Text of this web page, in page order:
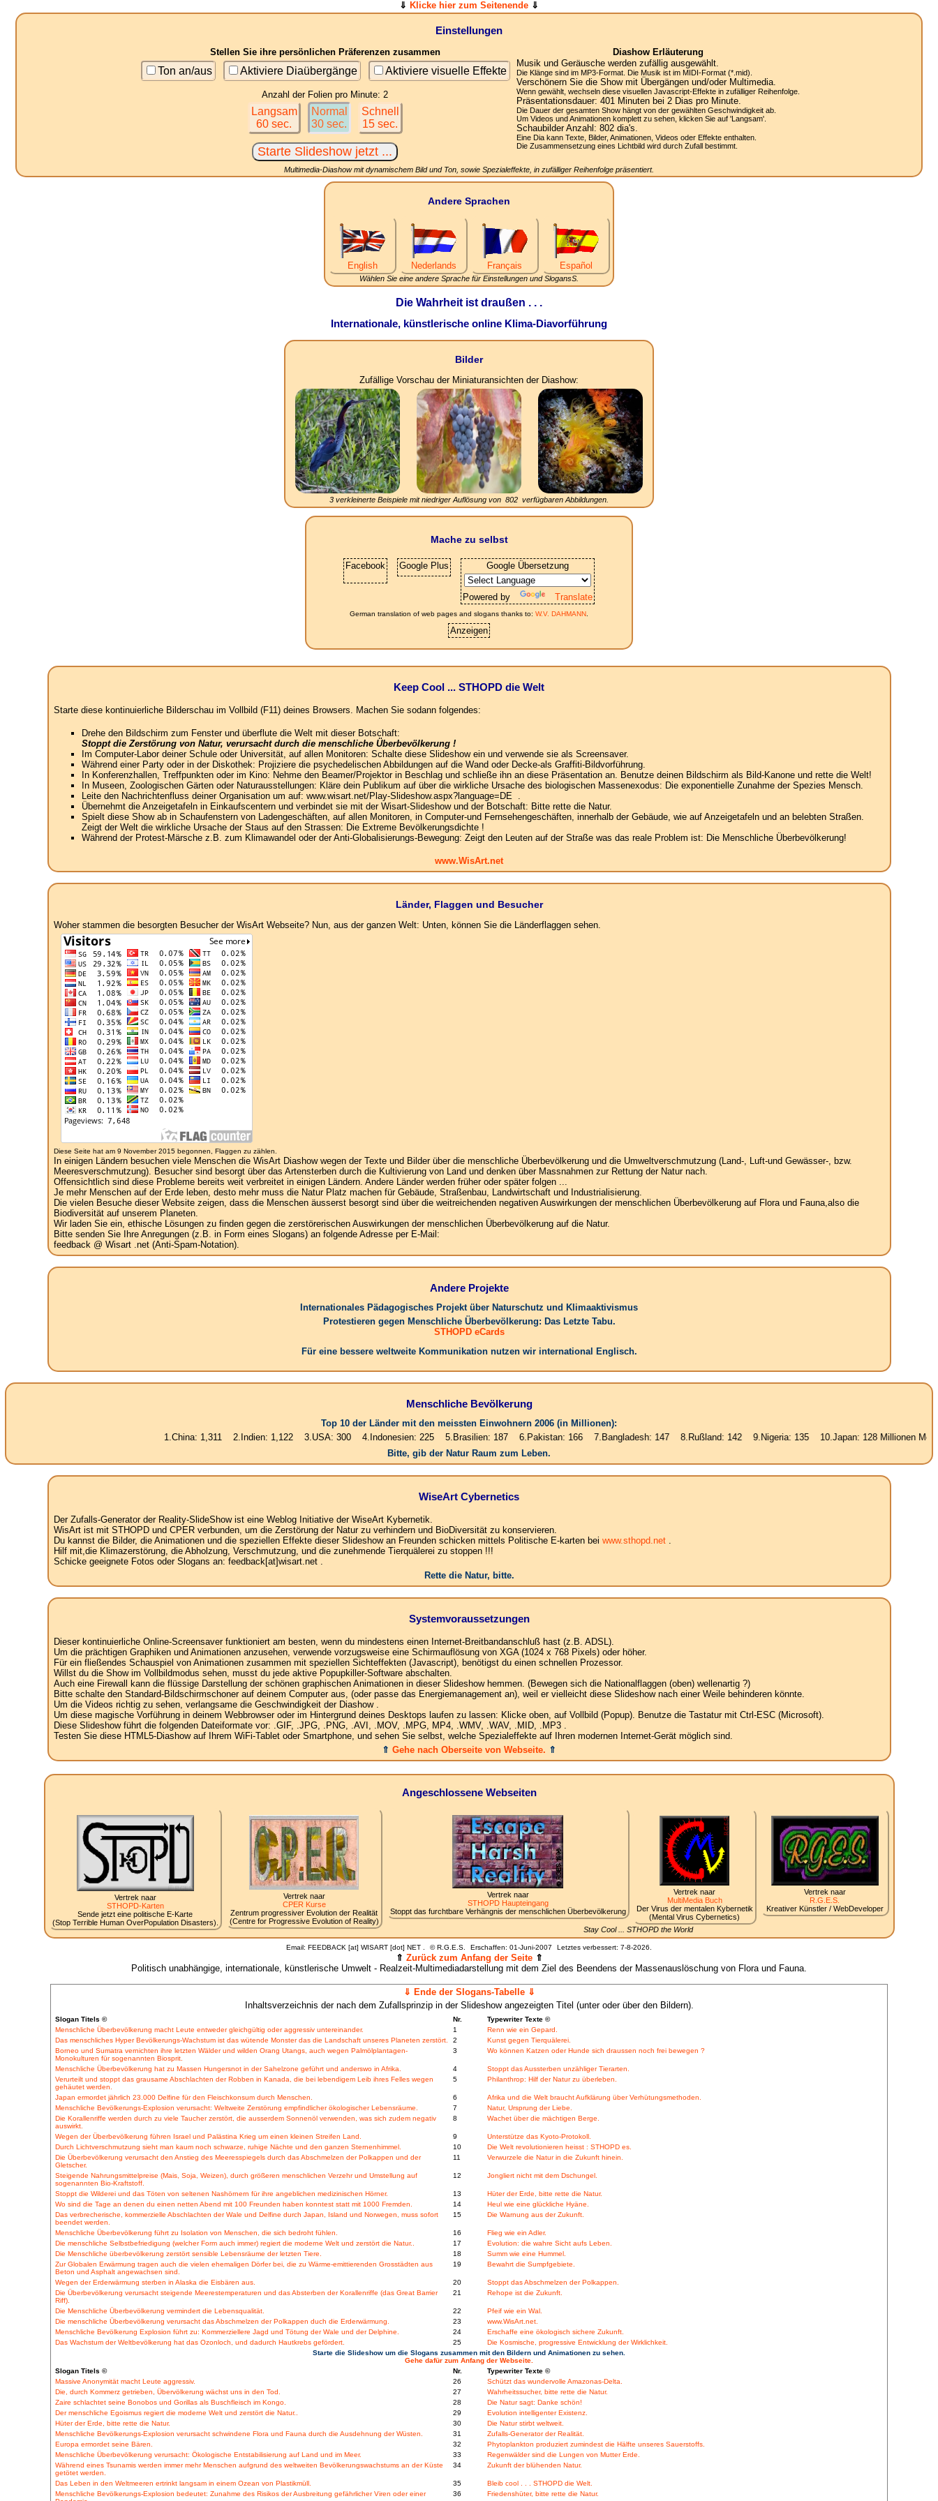
⇓ Klicke hier zum Seitenende ⇓
Einstellungen
Stellen Sie ihre persönlichen Präferenzen zusammen
Ton an/aus Aktiviere Diaübergänge Aktiviere visuelle Effekte
Anzahl der Folien pro Minute: 2
Langsam
60 sec.
Normal
30 sec.
Schnell
15 sec.
Diashow Erläuterung
Musik und Geräusche werden zufällig ausgewählt.
Die Klänge sind im MP3-Format. Die Musik ist im MIDI-Format (*.mid).
Verschönern Sie die Show mit Übergängen und/oder Multimedia.
Wenn gewählt, wechseln diese visuellen Javascript-Effekte in zufälliger Reihenfolge.
Präsentationsdauer: 401 Minuten bei 2 Dias pro Minute.
Die Dauer der gesamten Show hängt von der gewählten Geschwindigkeit ab.
Um Videos und Animationen komplett zu sehen, klicken Sie auf 'Langsam'.
Schaubilder Anzahl: 802dia's.
Eine Dia kann Texte, Bilder, Animationen, Videos oder Effekte enthalten.
Die Zusammensetzung eines Lichtbild wird durch Zufall bestimmt.
Multimedia-Diashow mit dynamischem Bild und Ton, sowie Spezialeffekte, in zufälliger Reihenfolge präsentiert.
Andere Sprachen
English Nederlands Français Español
Wählen Sie eine andere Sprache für Einstellungen und SlogansS.
Die Wahrheit ist draußen . . .
Internationale, künstlerische online Klima-Diavorführung
Bilder
Zufällige Vorschau der Miniaturansichten der Diashow:
3 verkleinerte Beispiele mit niedriger Auflösung von 802 verfügbaren Abbildungen.
Mache zu selbst
Facebook Google Plus Google Übersetzung
Powered by Translate
German translation of web pages and slogans thanks to: W.V. DAHMANN.
Anzeigen
Keep Cool ... STHOPD die Welt
Starte diese kontinuierliche Bilderschau im Vollbild (F11) deines Browsers. Machen Sie sodann folgendes:
Drehe den Bildschirm zum Fenster und überflute die Welt mit dieser Botschaft:
Stoppt die Zerstörung von Natur, verursacht durch die menschliche Überbevölkerung !
Im Computer-Labor deiner Schule oder Universität, auf allen Monitoren: Schalte diese Slideshow ein und verwende sie als Screensaver.
Während einer Party oder in der Diskothek: Projiziere die psychedelischen Abbildungen auf die Wand oder Decke-als Graffiti-Bildvorführung.
In Konferenzhallen, Treffpunkten oder im Kino: Nehme den Beamer/Projektor in Beschlag und schließe ihn an diese Präsentation an. Benutze deinen Bildschirm als Bild-Kanone und rette die Welt!
In Museen, Zoologischen Gärten oder Naturausstellungen: Kläre dein Publikum auf über die wirkliche Ursache des biologischen Massenexodus: Die exponentielle Zunahme der Spezies Mensch.
Leite den Nachrichtenfluss deiner Organisation um auf: www.wisart.net/Play-Slideshow.aspx?language=DE .
Übernehmt die Anzeigetafeln in Einkaufscentern und verbindet sie mit der Wisart-Slideshow und der Botschaft: Bitte rette die Natur.
Spielt diese Show ab in Schaufenstern von Ladengeschäften, auf allen Monitoren, in Computer-und Fernsehengeschäften, innerhalb der Gebäude, wie auf Anzeigetafeln und an belebten Straßen.
Zeigt der Welt die wirkliche Ursache der Staus auf den Strassen: Die Extreme Bevölkerungsdichte !
Während der Protest-Märsche z.B. zum Klimawandel oder der Anti-Globalisierungs-Bewegung: Zeigt den Leuten auf der Straße was das reale Problem ist: Die Menschliche Überbevölkerung!
www.WisArt.net
Länder, Flaggen und Besucher
Woher stammen die besorgten Besucher der WisArt Webseite? Nun, aus der ganzen Welt: Unten, können Sie die Länderflaggen sehen.
Diese Seite hat am 9 November 2015 begonnen, Flaggen zu zählen.
In einigen Ländern besuchen viele Menschen die WisArt Diashow wegen der Texte und Bilder über die menschliche Überbevölkerung und die Umweltverschmutzung (Land-, Luft-und Gewässer-, bzw.
Meeresverschmutzung). Besucher sind besorgt über das Artensterben durch die Kultivierung von Land und denken über Massnahmen zur Rettung der Natur nach.
Offensichtlich sind diese Probleme bereits weit verbreitet in einigen Ländern. Andere Länder werden früher oder später folgen ...
Je mehr Menschen auf der Erde leben, desto mehr muss die Natur Platz machen für Gebäude, Straßenbau, Landwirtschaft und Industrialisierung.
Die vielen Besuche dieser Website zeigen, dass die Menschen äusserst besorgt sind über die weitreichenden negativen Auswirkungen der menschlichen Überbevölkerung auf Flora und Fauna,also die
Biodiversität auf unserem Planeten.
Wir laden Sie ein, ethische Lösungen zu finden gegen die zerstörerischen Auswirkungen der menschlichen Überbevölkerung auf die Natur.
Bitte senden Sie Ihre Anregungen (z.B. in Form eines Slogans) an folgende Adresse per E-Mail:
feedback @ Wisart .net (Anti-Spam-Notation).
Andere Projekte
Internationales Pädagogisches Projekt über Naturschutz und Klimaaktivismus
Protestieren gegen Menschliche Überbevölkerung: Das Letzte Tabu.
STHOPD eCards
Für eine bessere weltweite Kommunikation nutzen wir international Englisch.
Menschliche Bevölkerung
Top 10 der Länder mit den meissten Einwohnern 2006 (in Millionen):
1.China: 1,311 2.Indien: 1,122 3.USA: 300 4.Indonesien: 225 5.Brasilien: 187 6.Pakistan: 166 7.Bangladesh: 147 8.Rußland: 142 9.Nigeria: 135 10.Japan: 128 Millionen Menschen. Wo
Bitte, gib der Natur Raum zum Leben.
WiseArt Cybernetics
Der Zufalls-Generator der Reality-SlideShow ist eine Weblog Initiative der WiseArt Kybernetik.
WisArt ist mit STHOPD und CPER verbunden, um die Zerstörung der Natur zu verhindern und BioDiversität zu konservieren.
Du kannst die Bilder, die Animationen und die speziellen Effekte dieser Slideshow an Freunden schicken mittels Politische E-karten bei www.sthopd.net.
Hilf mit,die Klimazerstörung, die Abholzung, Verschmutzung, und die zunehmende Tierquälerei zu stoppen !!!
Schicke geeignete Fotos oder Slogans an: feedback[at]wisart.net .
Rette die Natur, bitte.
Systemvoraussetzungen
Dieser kontinuierliche Online-Screensaver funktioniert am besten, wenn du mindestens einen Internet-Breitbandanschluß hast (z.B. ADSL).
Um die prächtigen Graphiken und Animationen anzusehen, verwende vorzugsweise eine Schirmauflösung von XGA (1024 x 768 Pixels) oder höher.
Für ein fließendes Schauspiel von Animationen zusammen mit speziellen Sichteffekten (Javascript), benötigst du einen schnellen Prozessor.
Willst du die Show im Vollbildmodus sehen, musst du jede aktive Popupkiller-Software abschalten.
Auch eine Firewall kann die flüssige Darstellung der schönen graphischen Animationen in dieser Slideshow hemmen. (Bewegen sich die Nationalflaggen (oben) wellenartig ?)
Bitte schalte den Standard-Bildschirmschoner auf deinem Computer aus, (oder passe das Energiemanagement an), weil er vielleicht diese Slideshow nach einer Weile behinderen könnte.
Um die Videos richtig zu sehen, verlangsame die Geschwindigkeit der Diashow .
Um diese magische Vorführung in deinem Webbrowser oder im Hintergrund deines Desktops laufen zu lassen: Klicke oben, auf Vollbild (Popup). Benutze die Tastatur mit Ctrl-ESC (Microsoft).
Diese Slideshow führt die folgenden Dateiformate vor: .GIF, .JPG, .PNG, .AVI, .MOV, .MPG, MP4, .WMV, .WAV, .MID, .MP3 .
Testen Sie diese HTML5-Diashow auf Ihrem WiFi-Tablet oder Smartphone, und sehen Sie selbst, welche Spezialeffekte auf Ihren modernen Internet-Gerät möglich sind.
⇑ Gehe nach Oberseite von Webseite. ⇑
Angeschlossene Webseiten
Vertrek naar
STHOPD-Karten
Sende jetzt eine politische E-Karte
(Stop Terrible Human OverPopulation Disasters).
Vertrek naar
CPER Kurse
Zentrum progressiver Evolution der Realität
(Centre for Progressive Evolution of Reality)
Vertrek naar
STHOPD Haupteingang
Stoppt das furchtbare Verhängnis der menschlichen Überbevölkerung
Vertrek naar
MultiMedia Buch
Der Virus der mentalen Kybernetik
(Mental Virus Cybernetics)
Vertrek naar
R.G.E.S.
Kreativer Künstler / WebDeveloper
Stay Cool ... STHOPD the World
Email: FEEDBACK [at] WISART [dot] NET . ©R.G.E.S. Erschaffen: 01-Juni-2007 Letztes verbessert: 7-8-2026.
⇑ Zurück zum Anfang der Seite⇑
Politisch unabhängige, internationale, künstlerische Umwelt - Realzeit-Multimediadarstellung mit dem Ziel des Beendens der Massenauslöschung von Flora und Fauna.
⇓ Ende der Slogans-Tabelle ⇓
Inhaltsverzeichnis der nach dem Zufallsprinzip in der Slideshow angezeigten Titel (unter oder über den Bildern).
Slogan Titels © Nr.
Typewriter Texte ©
Menschliche Überbevölkerung macht Leute entweder gleichgültig oder aggressiv untereinander.
1
Renn wie ein Gepard.
Das menschliches Hyper Bevölkerungs-Wachstum ist das wütende Monster das die Landschaft unseres Planeten zerstört.
2
Kunst gegen Tierquälerei.
Borneo und Sumatra vernichten ihre letzten Wälder und wilden Orang Utangs, auch wegen Palmölplantagen-
Monokulturen für sogenannten Biosprit.
3 Wo können Katzen oder Hunde sich draussen noch frei bewegen ?
Menschliche Überbevölkerung hat zu Massen Hungersnot in der Sahelzone geführt und anderswo in Afrika. 4
Stoppt das Aussterben unzähliger Tierarten.
Verurteilt und stoppt das grausame Abschlachten der Robben in Kanada, die bei lebendigem Leib ihres Felles wegen
gehäutet werden.
5 Philanthrop: Hilf der Natur zu überleben.
Japan ermordet jährlich 23.000 Delfine für den Fleischkonsum durch Menschen. 6
Afrika und die Welt braucht Aufklärung über Verhütungsmethoden.
Menschliche Bevölkerungs-Explosion verursacht: Weltweite Zerstörung empfindlicher ökologischer Lebensräume.
7
Natur, Ursprung der Liebe.
Die Korallenriffe werden durch zu viele Taucher zerstört, die ausserdem Sonnenöl verwenden, was sich zudem negativ
auswirkt.
8 Wachet über die mächtigen Berge.
Wegen der Überbevölkerung führen Israel und Palästina Krieg um einen kleinen Streifen Land. 9
Unterstütze das Kyoto-Protokoll.
Durch Lichtverschmutzung sieht man kaum noch schwarze, ruhige Nächte und den ganzen Sternenhimmel.
10
Die Welt revolutionieren heisst : STHOPD es.
Die Überbevölkerung verursacht den Anstieg des Meeresspiegels durch das Abschmelzen der Polkappen und der
Gletscher.
11 Verwurzele die Natur in die Zukunft hinein.
Steigende Nahrungsmittelpreise (Mais, Soja, Weizen), durch größeren menschlichen Verzehr und Umstellung auf
sogenannten Bio-Kraftstoff.
12 Jongliert nicht mit dem Dschungel.
Stoppt die Wilderei und das Töten von seltenen Nashörnern für ihre angeblichen medizinischen Hörner. 13
Hüter der Erde, bitte rette die Natur.
Wo sind die Tage an denen du einen netten Abend mit 100 Freunden haben konntest statt mit 1000 Fremden.
14
Heul wie eine glückliche Hyäne.
Das verbrecherische, kommerzielle Abschlachten der Wale und Delfine durch Japan, Island und Norwegen, muss sofort
beendet werden.
15 Die Warnung aus der Zukunft.
Menschliche Überbevölkerung führt zu Isolation von Menschen, die sich bedroht fühlen. 16
Flieg wie ein Adler.
Die menschliche Selbstbefriedigung (welcher Form auch immer) regiert die moderne Welt und zerstört die Natur..
17
Evolution: die wahre Sicht aufs Leben.
Die Menschliche überbevölkerung zerstört sensible Lebensräume der letzten Tiere.
18
Summ wie eine Hummel.
Zur Globalen Erwärmung tragen auch die vielen ehemaligen Dörfer bei, die zu Wärme-emittierenden Grosstädten aus
Beton und Asphalt angewachsen sind.
19 Bewahrt die Sumpfgebiete.
Wegen der Erderwärmung sterben in Alaska die Eisbären aus. 20
Stoppt das Abschmelzen der Polkappen.
Die Überbevölkerung verursacht steigende Meerestemperaturen und das Absterben der Korallenriffe (das Great Barrier
Riff).
21 Rehope ist die Zukunft.
Die Menschliche Überbevölkerung vermindert die Lebensqualität. 22
Pfeif wie ein Wal.
Die menschliche Überbevölkerung verursacht das Abschmelzen der Polkappen duch die Erderwärmung.
23
www.WisArt.net.
Menschliche Bevölkerung Explosion führt zu: Kommerziellere Jagd und Tötung der Wale und der Delphine.
24
Erschaffe eine ökologisch sichere Zukunft.
Das Wachstum der Weltbevölkerung hat das Ozonloch, und dadurch Hautkrebs gefördert.
25
Die Kosmische, progressive Entwicklung der Wirklichkeit.
Starte die Slideshow um die Slogans zusammen mit den Bildern und Animationen zu sehen.
Gehe dafür zum Anfang der Webseite.
Slogan Titels ©
Nr.
Typewriter Texte ©
Massive Anonymität macht Leute aggressiv.
26
Schützt das wundervolle Amazonas-Delta.
Die, durch Kommerz getrieben, Übervölkerung wächst uns in den Tod.
27
Wahrheitssucher, bitte rette die Natur.
Zaire schlachtet seine Bonobos und Gorillas als Buschfleisch im Kongo.
28
Die Natur sagt: Danke schön!
Der menschliche Egoismus regiert die moderne Welt und zerstört die Natur..
29
Evolution intelligenter Existenz.
Hüter der Erde, bitte rette die Natur.
30
Die Natur stirbt weltweit.
Menschliche Bevölkerungs-Explosion verursacht schwindene Flora und Fauna durch die Ausdehnung der Wüsten.
31
Zufalls-Generator der Realität.
Europa ermordet seine Bären.
32
Phytoplankton produziert zumindest die Hälfte unseres Sauerstoffs.
Menschliche Überbevölkerung verursacht: Ökologische Entstabilisierung auf Land und im Meer.
33
Regenwälder sind die Lungen von Mutter Erde.
Während eines Tsunamis werden immer mehr Menschen aufgrund des weltweiten Bevölkerungswachstums an der Küste
getötet werden.
34 Zukunft der blühenden Natur.
Das Leben in den Weltmeeren ertrinkt langsam in einem Ozean von Plastikmüll. 35
Bleib cool . . . STHOPD die Welt.
Menschliche Bevölkerungs-Explosion bedeutet: Zunahme des Risikos der Ausbreitung gefährlicher Viren oder einer
36 Friedenshüter, bitte rette die Natur.